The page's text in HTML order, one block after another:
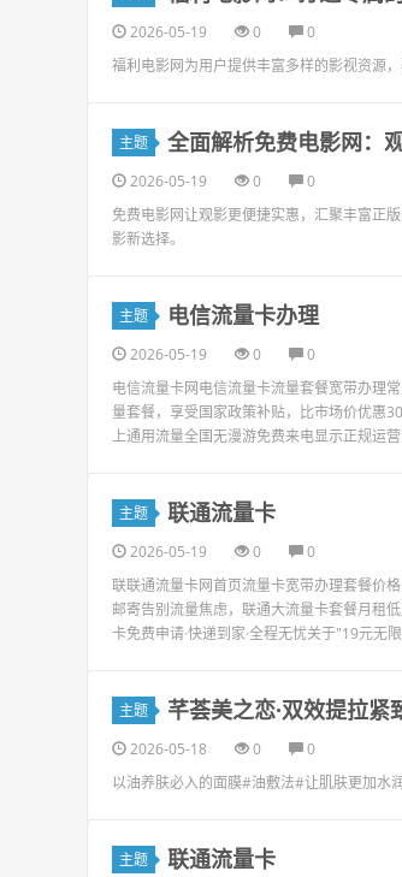
2026-05-19 0
0
福利电影网为用户提供丰富多样的影视资源
主题 全面解析免费电影网：
2026-05-19 0
0
免费电影网让观影更便捷实惠，汇聚丰富正
影新选择。
主题 电信流量卡办理
2026-05-19 0
0
电信流量卡网电信流量卡流量套餐宽带办理
量套餐，享受国家政策补贴，比市场价优惠
上通用流量全国无漫游免费来电显示正规运
主题 联通流量卡
2026-05-19 0
0
联联通流量卡网首页流量卡宽带办理套餐价
邮寄告别流量焦虑，联通大流量卡套餐月租
卡免费申请·快递到家·全程无忧关于"19元无
主题 芊荟美之恋·双效提拉紧
2026-05-18 0
0
以油养肤必入的面膜#油敷法#让肌肤更加水
主题 联通流量卡